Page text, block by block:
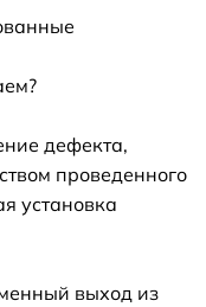
дефекта,
проведенного
установка
выход из